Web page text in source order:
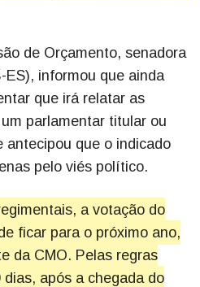
de Orçamento, senadora
ES), informou que ainda
que irá relatar as
parlamentar titular ou
antecipou que o indicado
pelo viés político.
a votação do
ficar para o próximo ano,
da CMO. Pelas regras
após a chegada do